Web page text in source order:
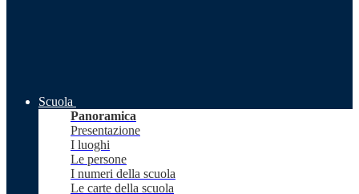
Scuola
Panoramica
Presentazione
I luoghi
Le persone
I numeri della scuola
Le carte della scuola